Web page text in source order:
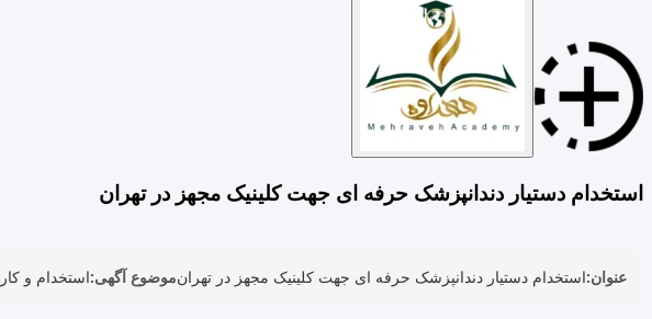
استخدام دستیار دندانپزشک حرفه ای جهت کلینیک مجهز در تهران
عنوان:استخدام دستیار دندانپزشک حرفه ای جهت کلینیک مجهز در تهرانموضوع آگهی:استخدام و